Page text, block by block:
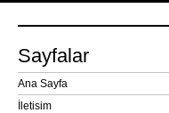
Sayfalar
Ana Sayfa
İletisim